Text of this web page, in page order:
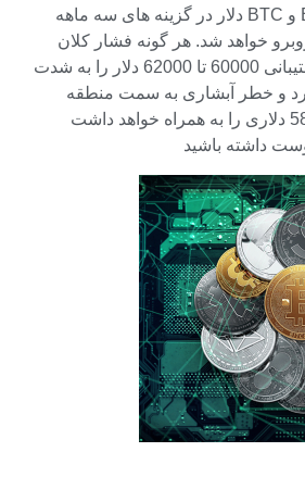
دلار در گزینه های سه ماهه BTC و ETH، با یک تست
خواهد شد. هر گونه فشار کلان
بیشتر، خوشه پشتیبانی 60000 تا 62000 دلار را به شدت
و خطر آبشاری به سمت منطقه
داشته باشید